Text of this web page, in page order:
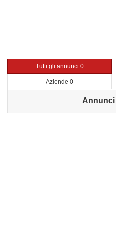
Tutti gli annunci 0
Aziende 0
Annunci